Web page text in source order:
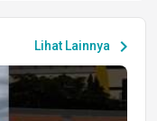
Lihat Lainnya chevron_right